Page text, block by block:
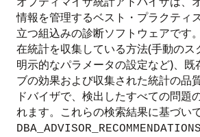
情報を管理するベスト・プラクティ
立つ組込みの診断ソフトウェアです
在統計を収集している方法(手動のス
明示的なパラメータの設定など)、既
ブの効果および収集された統計の品
ドバイザで、検出したすべての問題
れます。これらの検索結果に基づい
DBA_ADVISOR_RECOMMENDATIONS